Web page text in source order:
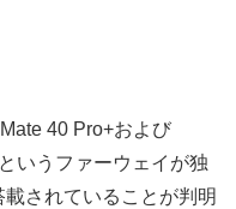
40 Pro+および
いうファーウェイが独
されていることが判明